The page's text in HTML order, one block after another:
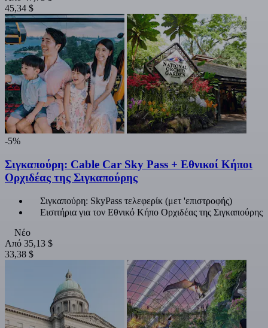
45,34 $
-5%
Σιγκαπούρη: Cable Car Sky Pass + Εθνικοί Κήποι
Ορχιδέας της Σιγκαπούρης
Σιγκαπούρη: SkyPass τελεφερίκ (μετ 'επιστροφής)
Εισιτήρια για τον Εθνικό Κήπο Ορχιδέας της Σιγκαπούρης
Νέο
Από 35,13 $
33,38 $